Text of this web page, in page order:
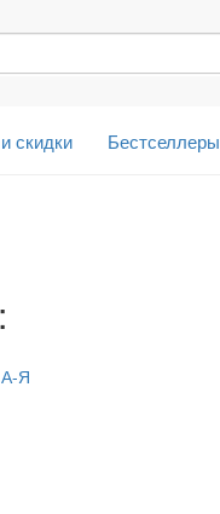
скидки Бестселлеры
А-Я